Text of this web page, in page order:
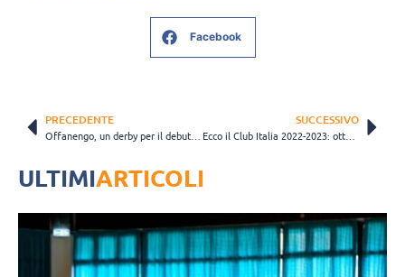
Facebook
PRECEDENTE SUCCESSIVO
Ecco il Club Italia 2022-2023: otto volti nuovi nella rappresentativa azzurra
ULTIMIARTICOLI